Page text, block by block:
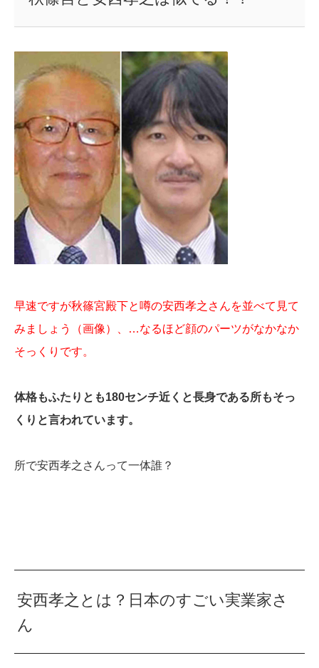
早速ですが秋篠宮殿下と噂の安西孝之さんを並べて見て
みましょう（画像）、…なるほど顔のパーツがなかなか
そっくりです。
体格もふたりとも180センチ近くと長身である所もそっ
くりと言われています。
所で安西孝之さんって一体誰？
安西孝之とは？日本のすごい実業家さ
ん